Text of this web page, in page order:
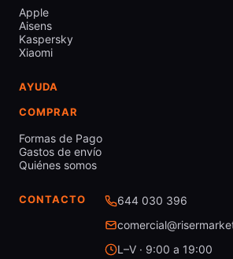
Apple
Aisens
Kaspersky
Xiaomi
AYUDA
COMPRAR
Formas de Pago
Gastos de envío
Quiénes somos
CONTACTO
644 030 396
L–V · 9:00 a 19:00